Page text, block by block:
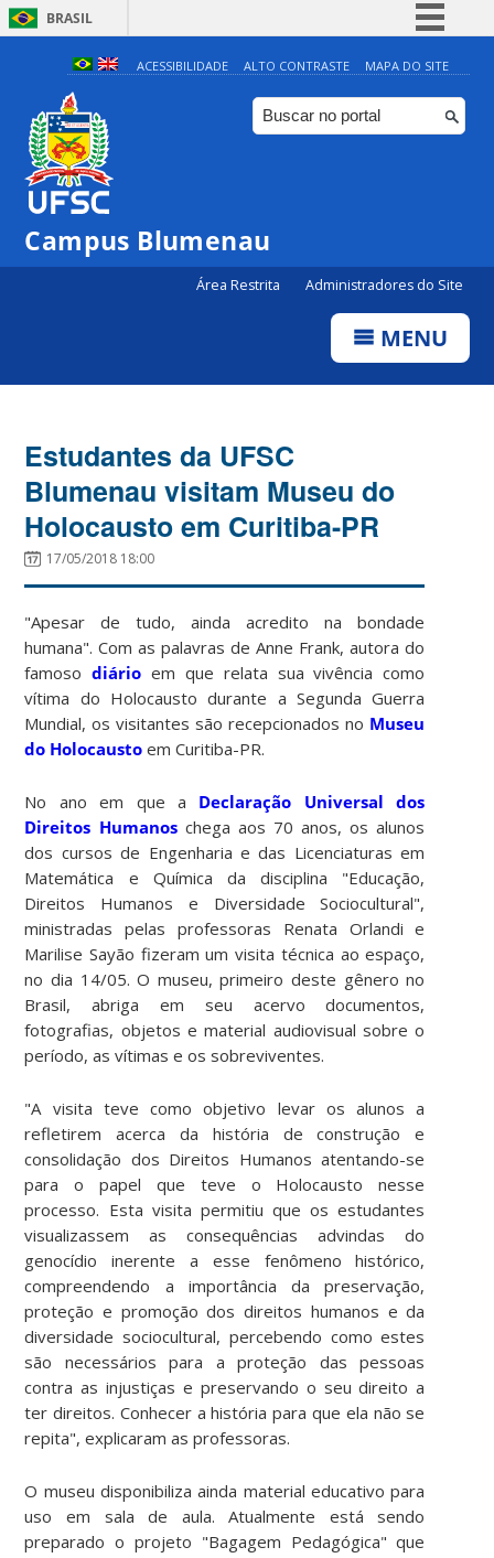
BRASIL
Simplifique!
Comunica BR
Participe
ACESSIBILIDADE ALTO CONTRASTE MAPA DO SITE
Campus Blumenau
Área Restrita Administradores do Site
MENU
Estudantes da UFSC
Blumenau visitam Museu do
Holocausto em Curitiba-PR
17/05/2018 18:00
"Apesar de tudo, ainda acredito na bondade
humana". Com as palavras de Anne Frank, autora do
famosodiário em que relata sua vivência como
vítima do Holocausto durante a Segunda Guerra
Mundial, os visitantes são recepcionados no Museu
do Holocausto em Curitiba-PR.
No ano em que a Declaração Universal dos
Direitos Humanoschega aos 70 anos, os alunos
dos cursos de Engenharia e das Licenciaturas em
Matemática e Química da disciplina "Educação,
Direitos Humanos e Diversidade Sociocultural",
ministradas pelas professoras Renata Orlandi e
Marilise Sayão fizeram um visita técnica ao espaço,
no dia 14/05. O museu, primeiro deste gênero no
Brasil, abriga em seu acervo documentos,
fotografias, objetos e material audiovisual sobre o
período, as vítimas e os sobreviventes.
"A visita teve como objetivo levar os alunos a
refletirem acerca da história de construção e
consolidação dos Direitos Humanos atentando-se
para o papel que teve o Holocausto nesse
processo. Esta visita permitiu que os estudantes
visualizassem as consequências advindas do
genocídio inerente a esse fenômeno histórico,
compreendendo a importância da preservação,
proteção e promoção dos direitos humanos e da
diversidade sociocultural, percebendo como estes
são necessários para a proteção das pessoas
contra as injustiças e preservando o seu direito a
ter direitos. Conhecer a história para que ela não se
repita", explicaram as professoras.
O museu disponibiliza ainda material educativo para
uso em sala de aula. Atualmente está sendo
preparado o projeto "Bagagem Pedagógica" que